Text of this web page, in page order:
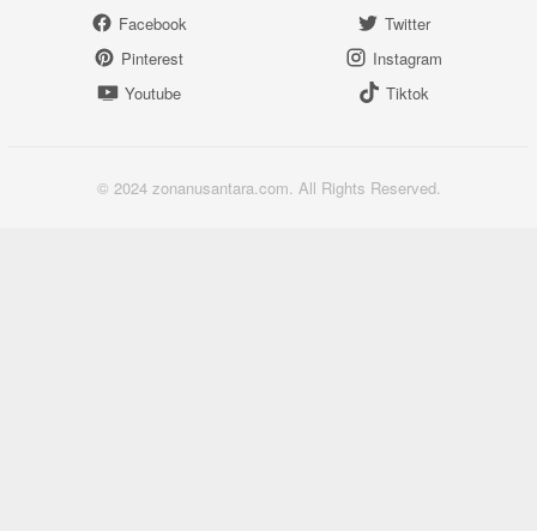
Facebook
Twitter
Pinterest
Instagram
Youtube
Tiktok
© 2024 zonanusantara.com. All Rights Reserved.